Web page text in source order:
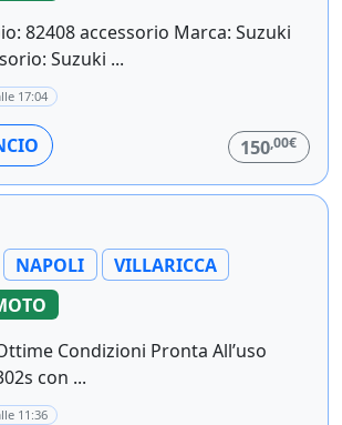
82408 accessorio Marca: Suzuki
Suzuki ...
17:04
150,00€
NAPOLI
VILLARICCA
Condizioni Pronta All’uso
con ...
11:36